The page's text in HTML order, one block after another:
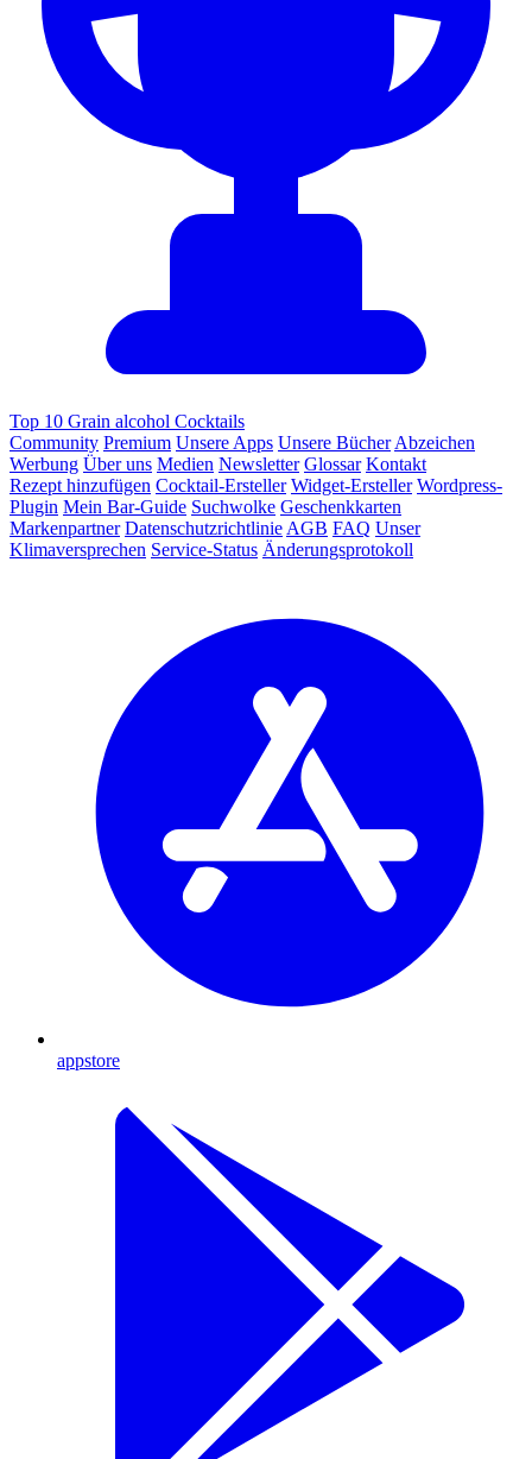
Top 10 Grain alcohol Cocktails
Community Premium Unsere Apps Unsere Bücher Abzeichen
Werbung Über uns Medien Newsletter Glossar Kontakt
Rezept hinzufügen Cocktail-Ersteller Widget-Ersteller Wordpress-
Plugin Mein Bar-Guide Suchwolke Geschenkkarten
Markenpartner Datenschutzrichtlinie AGB FAQ Unser
Klimaversprechen Service-Status Änderungsprotokoll
appstore